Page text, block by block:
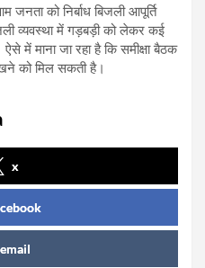
को निर्बाध बिजली आपूर्ति
व्यवस्था में गड़बड़ी को लेकर कई
ऐसे में माना जा रहा है कि समीक्षा बैठक
को मिल सकती है।
x
email